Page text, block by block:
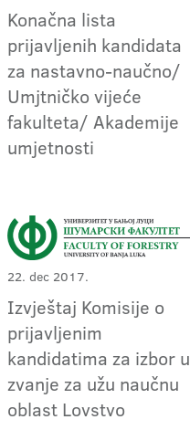
Konačna lista
prijavljenih kandidata
za nastavno-naučno/
Umjtničko vijeće
fakulteta/ Akademije
umjetnosti
22. dec 2017.
Izvještaj Komisije o
prijavljenim
kandidatima za izbor u
zvanje za užu naučnu
oblast Lovstvo